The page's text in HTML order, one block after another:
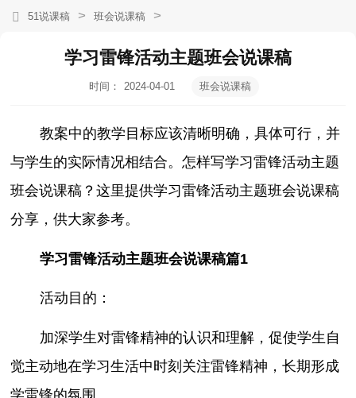
51说课稿 > 班会说课稿 >
学习雷锋活动主题班会说课稿
时间：
2024-04-01
班会说课稿
教案中的教学目标应该清晰明确，具体可行，并
与学生的实际情况相结合。怎样写学习雷锋活动主题
班会说课稿？这里提供学习雷锋活动主题班会说课稿
分享，供大家参考。
学习雷锋活动主题班会说课稿篇1
活动目的：
加深学生对雷锋精神的认识和理解，促使学生自
觉主动地在学习生活中时刻关注雷锋精神，长期形成
学雷锋的氛围。